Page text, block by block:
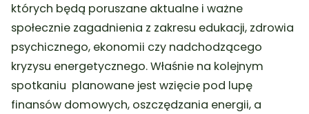
których będą poruszane aktualne i ważne
społecznie zagadnienia z zakresu edukacji, zdrowia
psychicznego, ekonomii czy nadchodzącego
kryzysu energetycznego. Właśnie na kolejnym
spotkaniu planowane jest wzięcie pod lupę
finansów domowych, oszczędzania energii, a